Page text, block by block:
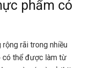
phẩm có
rãi trong nhiều
có thể được làm từ